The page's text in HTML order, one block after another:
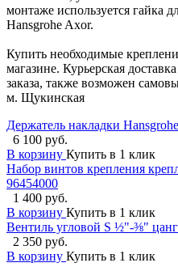
монтаже используется гайка
Hansgrohe Axor.
Купить необходимые
магазине. Курьерская
заказа, также возможен
м. Щукинская
Держатель накладки
6 100 руб.
В корзину Купить в 1 клик
Набор винтов крепления
96454000
1 400 руб.
В корзину Купить в 1 клик
Вентиль угловой S ½"-⅜"
2 350 руб.
В корзину Купить в 1 клик